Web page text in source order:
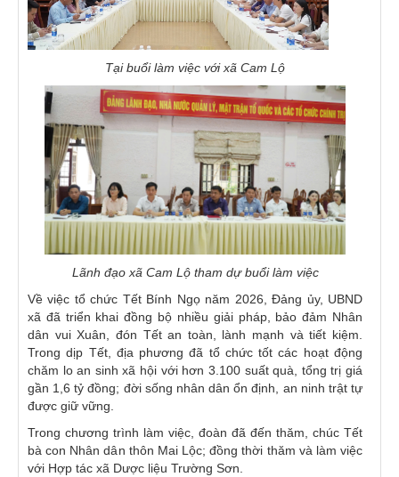
Tại buổi làm việc với xã Cam Lộ
Lãnh đạo xã Cam Lộ tham dự buổi làm việc
Về việc tổ chức Tết Bính Ngọ năm 2026, Đảng ủy, UBND
xã đã triển khai đồng bộ nhiều giải pháp, bảo đảm Nhân
dân vui Xuân, đón Tết an toàn, lành mạnh và tiết kiệm.
Trong dịp Tết, địa phương đã tổ chức tốt các hoạt động
chăm lo an sinh xã hội với hơn 3.100 suất quà, tổng trị giá
gần 1,6 tỷ đồng; đời sống nhân dân ổn định, an ninh trật tự
được giữ vững.
Trong chương trình làm việc, đoàn đã đến thăm, chúc Tết
bà con Nhân dân thôn Mai Lộc; đồng thời thăm và làm việc
với Hợp tác xã Dược liệu Trường Sơn.